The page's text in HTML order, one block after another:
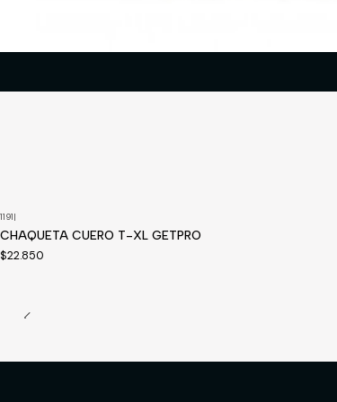
1191|
CHAQUETA CUERO T-XL GETPRO
$22.850